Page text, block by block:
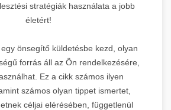
stratégiák használata a jobb
életért!
önsegítő küldetésbe kezd, olyan
forrás áll az Ön rendelkezésére,
Ez a cikk számos ilyen
számos olyan tippet ismertet,
céljai elérésében, függetlenül